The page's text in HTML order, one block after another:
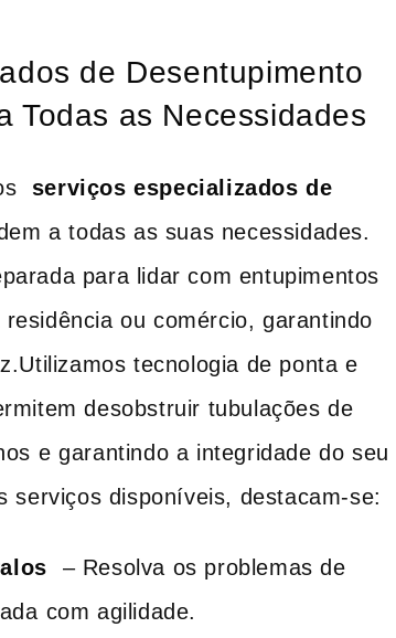
de Desentupimento
Todas as Necessidades
serviços especializados de
a todas‍ as suas necessidades.
para ‍lidar com entupimentos
ou comércio, garantindo
tecnologia de ponta e⁣
desobstruir tubulações de
⁢e garantindo a integridade do seu
serviços disponíveis, destacam-se:
⁤ – Resolva os problemas de
⁤com agilidade.